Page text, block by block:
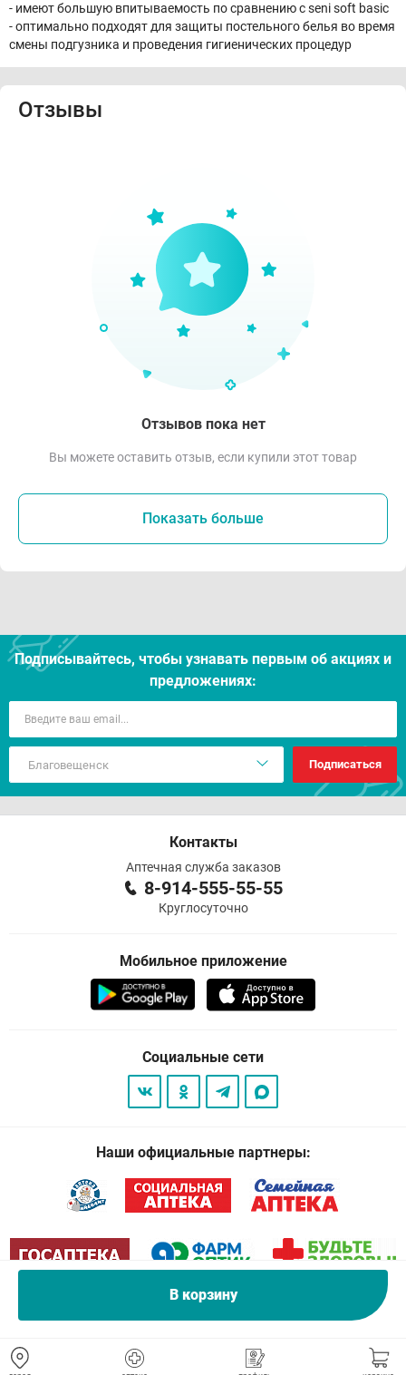
В корзину
- имеют большую впитываемость по сравнению с seni soft basic
- оптимально подходят для защиты постельного белья во время
смены подгузника и проведения гигиенических процедур
Отзывы
Отзывов пока нет
Вы можете оставить отзыв, если купили этот товар
Показать больше
Подписывайтесь, чтобы узнавать первым об акцияx и
предложениях:
Подписаться
Контакты
Аптечная служба заказов
8-914-555-55-55
Круглосуточно
Мобильное приложение
Социальные сети
Наши официальные партнеры: